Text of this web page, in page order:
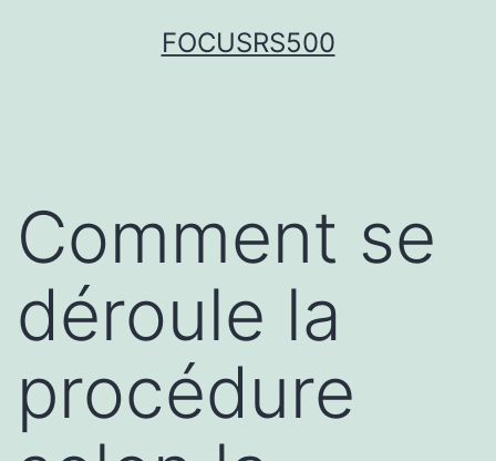
FOCUSRS500
Comment se
déroule la
procédure